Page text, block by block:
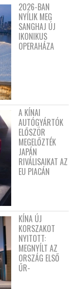
2026-BAN
NYÍLIK MEG
SANGHAJ ÚJ
IKONIKUS
OPERAHÁZA
A KÍNAI
AUTÓGYÁRTÓK
ELŐSZÖR
MEGELŐZTÉK
JAPÁN
RIVÁLISAIKAT AZ
EU PIACÁN
KÍNA ÚJ
KORSZAKOT
NYITOTT:
MEGNYÍLT AZ
ORSZÁG ELSŐ
ŰR-